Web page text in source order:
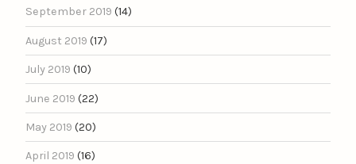
September 2019 (14)
August 2019 (17)
July 2019 (10)
June 2019 (22)
May 2019 (20)
April 2019 (16)